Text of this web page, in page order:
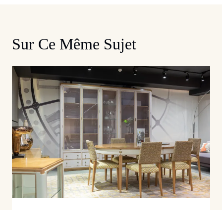
Sur Ce Même Sujet